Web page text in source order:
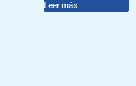
Leer más